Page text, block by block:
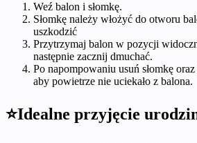
Weź balon i słomkę.
Słomkę należy włożyć do otworu
uszkodzić
Przytrzymaj balon w pozycji
następnie zacznij dmuchać.
Po napompowaniu usuń słomkę
aby powietrze nie uciekało z balona.
⭐Idealne przyjęcie